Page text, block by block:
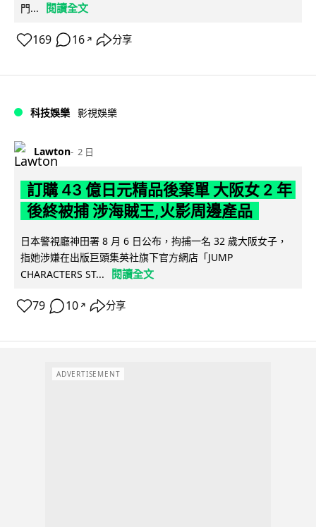
門...
閱讀全文
169 16 ↗ 分享
科技娛樂 影視娛樂
Lawton 2 日
訂購 43 億日元精品後棄單 大阪女 2 年
後終被捕 涉海賊王,火影周邊產品
日本警視廳神田署 8 月 6 日公布，拘捕一名 32 歲大阪女子，
指她涉嫌在出版巨頭集英社旗下官方網店「JUMP
CHARACTERS ST...
閱讀全文
79 10 ↗ 分享
ADVERTISEMENT